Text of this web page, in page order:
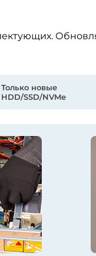
Только новые
HDD/SSD/NVMe